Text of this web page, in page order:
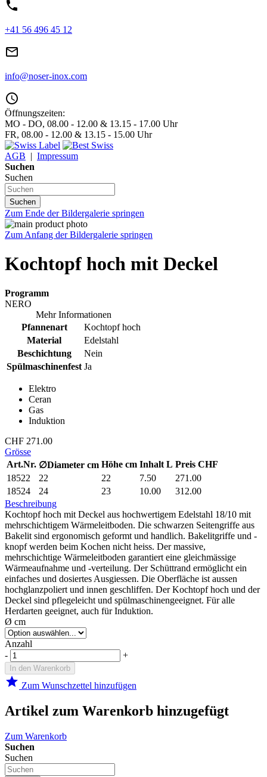
phone
+41 56 496 45 12
mail_outline
info@noser-inox.com
access_time
Öffnungszeiten:
MO - DO, 08.00 - 12.00 & 13.15 - 17.00 Uhr
FR, 08.00 - 12.00 & 13.15 - 15.00 Uhr
AGB | Impressum
Suchen
Suchen
Suchen
Zum Ende der Bildergalerie springen
Zum Anfang der Bildergalerie springen
Kochtopf hoch mit Deckel
Programm
NERO
Mehr Informationen
Pfannenart
Kochtopf hoch
Material
Edelstahl
Beschichtung
Nein
Spülmaschinenfest Ja
Elektro
Ceran
Gas
Induktion
CHF 271.00
Grösse
Art.Nr. ∅Diameter cm Höhe cm Inhalt L Preis CHF
18522
22 22 7.50
271.00
18524
24 23 10.00
312.00
Beschreibung
Kochtopf hoch mit Deckel aus hochwertigem Edelstahl 18/10 mit
mehrschichtigem Wärmeleitboden. Die schwarzen Seitengriffe aus
Bakelit sind ergonomisch geformt und handlich. Bakelitgriffe und -
knopf werden beim Kochen nicht heiss. Der massive,
mehrschichtige Wärmeleitboden garantiert eine gleichmässige
Wärmeaufnahme und -verteilung. Der Schüttrand ermöglicht ein
einfaches und dosiertes Ausgiessen. Die Oberfläche ist aussen
hochglanzpoliert und innen geschliffen. Der Kochtopf hoch und der
Deckel sind pflegeleicht und spülmaschinengeeignet. Für alle
Herdarten geeignet, auch für Induktion.
Ø cm
Anzahl
-
+
In den Warenkorb
star Zum Wunschzettel hinzufügen
Artikel zum Warenkorb hinzugefügt
Zum Warenkorb
Suchen
Suchen